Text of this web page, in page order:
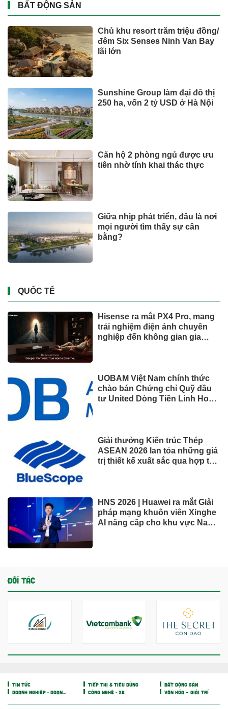
BẤT ĐỘNG SẢN
Chủ khu resort trăm triệu đồng/
đêm Six Senses Ninh Van Bay
lãi lớn
Sunshine Group làm đại đô thị
250 ha, vốn 2 tỷ USD ở Hà Nội
Căn hộ 2 phòng ngủ được ưu
tiên nhờ tính khai thác thực
Giữa nhịp phát triển, đâu là nơi
mọi người tìm thấy sự cân
bằng?
QUỐC TẾ
Hisense ra mắt PX4 Pro, mang
trải nghiệm điện ảnh chuyên
nghiệp đến không gian gia
UOBAM Việt Nam chính thức
chào bán Chứng chỉ Quỹ đầu
tư United Dòng Tiền Linh Hoạt
Giải thưởng Kiến trúc Thép
ASEAN 2026 lan tỏa những giá
trị thiết kế xuất sắc qua hợp tác
HNS 2026 | Huawei ra mắt Giải
pháp mạng khuôn viên Xinghe
AI nâng cấp cho khu vực Nam
ĐỐI TÁC
TIN TỨC TIẾP THỊ & TIÊU DÙNG
BẤT ĐỘNG SẢN
DOANH NGHIỆP - DOANH NHÂN
CÔNG NGHỆ - XE VĂN HÓA – GIẢI TRÍ